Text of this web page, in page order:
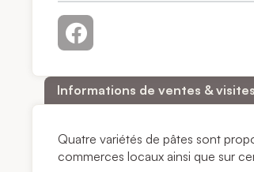
Informations de ventes & visites
Quatre variétés de pâtes sont
commerces locaux ainsi que sur